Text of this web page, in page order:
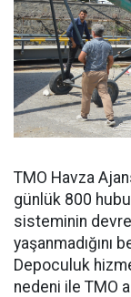
TMO Havza
günlük 800
sisteminin
yaşanmadığını
Depoculuk
nedeni ile TMO